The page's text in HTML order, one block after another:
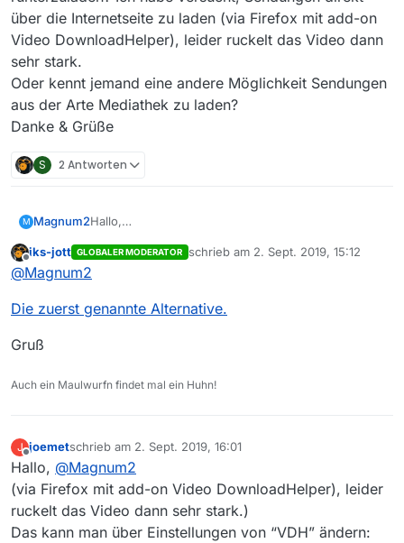
über die Internetseite zu laden (via Firefox mit add-on
Video DownloadHelper), leider ruckelt das Video dann
sehr stark.
Oder kennt jemand eine andere Möglichkeit Sendungen
aus der Arte Mediathek zu laden?
Danke & Grüße
S 2 Antworten
M Magnum2Hallo,
Gibt es die Möglichkeit, einen Sendungslink von
arte manuell in MV einzutragen und dann mit MV
direkt über die Internetseite zu laden (via Firefox mit
Danke & Grüße
Offline
iks-jott GLOBALER MODERATOR schrieb am 2. Sept. 2019, 15:12
zuletzt editiert von
@Magnum2
Die zuerst genannte Alternative.
Gruß
Auch ein Maulwurfn findet mal ein Huhn!
J
Offline
joemetschrieb am 2. Sept. 2019, 16:01
zuletzt editiert von
Hallo, @Magnum2
(via Firefox mit add-on Video DownloadHelper), leider
ruckelt das Video dann sehr stark.)
Das kann man über Einstellungen von “VDH” ändern: